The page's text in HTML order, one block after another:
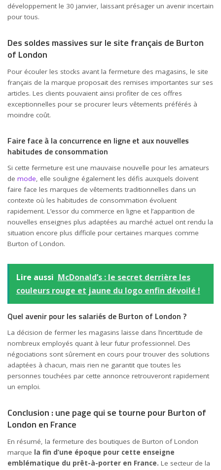
développement le 30 janvier, laissant présager un avenir incertain
pour tous.
Des soldes massives sur le site français de Burton
of London
Pour écouler les stocks avant la fermeture des magasins, le site
français de la marque proposait des remises importantes sur ses
articles. Les clients pouvaient ainsi profiter de ces offres
exceptionnelles pour se procurer leurs vêtements préférés à
moindre coût.
Faire face à la concurrence en ligne et aux nouvelles
habitudes de consommation
Si cette fermeture est une mauvaise nouvelle pour les amateurs
de mode, elle souligne également les défis auxquels doivent
faire face les marques de vêtements traditionnelles dans un
contexte où les habitudes de consommation évoluent
rapidement. L’essor du commerce en ligne et l’apparition de
nouvelles enseignes plus adaptées au marché actuel ont rendu la
situation encore plus difficile pour certaines marques comme
Burton of London.
Lire aussi McDonald’s : le secret derrière les
couleurs rouge et jaune du logo enfin dévoilé !
Quel avenir pour les salariés de Burton of London ?
La décision de fermer les magasins laisse dans l’incertitude de
nombreux employés quant à leur futur professionnel. Des
négociations sont sûrement en cours pour trouver des solutions
adaptées à chacun, mais rien ne garantit que toutes les
personnes touchées par cette annonce retrouveront rapidement
un emploi.
Conclusion : une page qui se tourne pour Burton of
London en France
En résumé, la fermeture des boutiques de Burton of London
marque la fin d’une époque pour cette enseigne
emblématique du prêt-à-porter en France. Le secteur de la